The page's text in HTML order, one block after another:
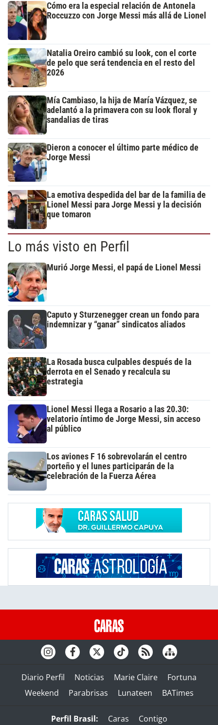
Cómo era la especial relación de Antonela
Roccuzzo con Jorge Messi más allá de Lionel
Natalia Oreiro cambió su look, con el corte
de pelo que será tendencia en el resto del
2026
Mía Cambiaso, la hija de María Vázquez, se
adelantó a la primavera con su look floral y
sandalias de tiras
Dieron a conocer el último parte médico de
Jorge Messi
La emotiva despedida del bar de la familia de
Lionel Messi para Jorge Messi y la decisión
que tomaron
Lo más visto en Perfil
Murió Jorge Messi, el papá de Lionel Messi
Caputo y Sturzenegger crean un fondo para
indemnizar y “ganar” sindicatos aliados
La Rosada busca culpables después de la
derrota en el Senado y recalcula su
estrategia
Lionel Messi llega a Rosario a las 20.30:
velatorio íntimo de Jorge Messi, sin acceso
al público
Los aviones F 16 sobrevolarán el centro
porteño y el lunes participarán de la
celebración de la Fuerza Aérea
Diario Perfil Noticias Marie Claire
Fortuna
Weekend
Parabrisas Lunateen BATimes
Perfil Brasil: Caras Contigo